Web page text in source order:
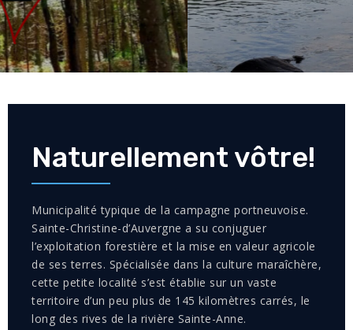
02 / 04
Naturellement vôtre!
Municipalité typique de la campagne portneuvoise.
Sainte-Christine-d’Auvergne a su conjuguer
l’exploitation forestière et la mise en valeur agricole
de ses terres. Spécialisée dans la culture maraîchère,
cette petite localité s’est établie sur un vaste
territoire d’un peu plus de 145 kilomètres carrés, le
long des rives de la rivière Sainte-Anne.